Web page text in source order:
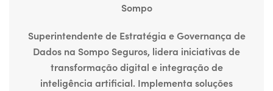
Sompo
Superintendente de Estratégia e Governança de
Dados na Sompo Seguros, lidera iniciativas de
transformação digital e integração de
inteligência artificial. Implementa soluções